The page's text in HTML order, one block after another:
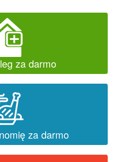
za darmo
za darmo